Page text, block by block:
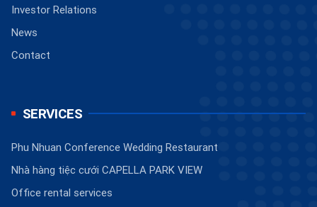
Investor Relations
News
Contact
SERVICES
Phu Nhuan Conference Wedding Restaurant
Nhà hàng tiệc cưới CAPELLA PARK VIEW
Office rental services